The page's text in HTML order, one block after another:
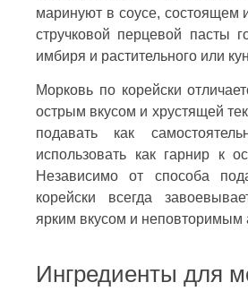
маринуют в соусе, состоящем
стручковой перцевой пасты
имбиря и растительного или
Морковь по корейски
острым вкусом и хрустящей
подавать как
использовать как гарнир к
Независимо от способа
корейски всегда
ярким вкусом и неповторимым
Ингредиенты для